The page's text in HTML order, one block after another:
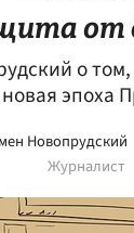
от
о
эпоха
Новопрудский
Журналист